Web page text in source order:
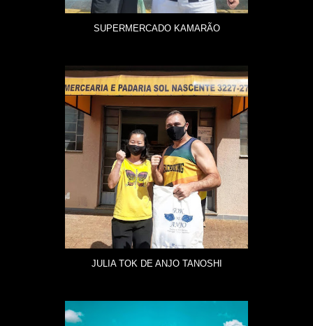
SUPERMERCADO KAMARÃO
JULIA TOK DE ANJO TANOSHI